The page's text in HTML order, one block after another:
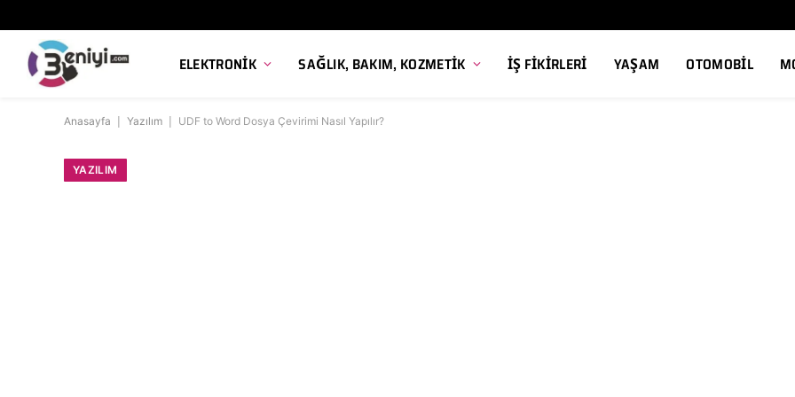
ELEKTRONIK SAĞLIK, BAKIM, KOZMETIK İŞ FIKIRLERI YAŞAM OTOMOBIL
Anasayfa Yazılım UDF to Word Dosya Çevirimi Nasıl Yapılır?
YAZILIM